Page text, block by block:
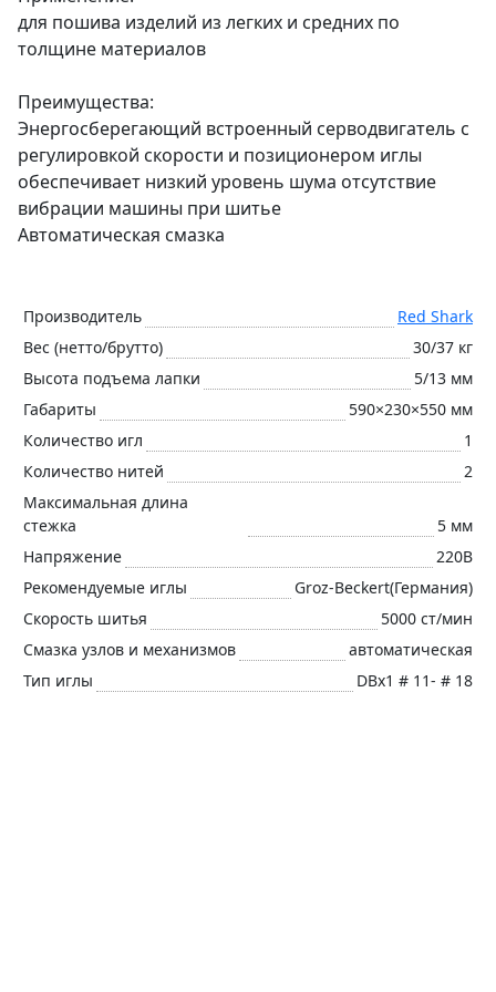
для пошива изделий из легких и средних по
толщине материалов
Преимущества:
Энергосберегающий встроенный серводвигатель с
регулировкой скорости и позиционером иглы
обеспечивает низкий уровень шума отсутствие
вибрации машины при шитье
Автоматическая смазка
Производитель
Red Shark
Вес (нетто/брутто)
30/37 кг
Высота подъема лапки
5/13 мм
Габариты
590×230×550 мм
Количество игл
1
Количество нитей
2
Максимальная длина
стежка
5 мм
Напряжение
220В
Рекомендуемые иглы
Groz-Beckert(Германия)
Скорость шитья
5000 ст/мин
Смазка узлов и механизмов
автоматическая
Тип иглы
DBx1 # 11- # 18